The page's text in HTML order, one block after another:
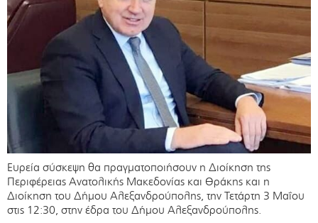
Ευρεία σύσκεψη θα πραγματοποιήσουν η Διοίκηση της
Περιφέρειας Ανατολικής Μακεδονίας και Θράκης και η
Διοίκηση του Δήμου Αλεξανδρούπολης, την Τετάρτη 3 Μαΐου
στις 12:30, στην έδρα του Δήμου Αλεξανδρούπολης.